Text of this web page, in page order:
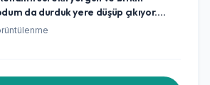
Bunlar normal mi, yoksa bir şeylere
da durduk yere düşüp çıkıyor.
hormonlarımla alakalı olabilir